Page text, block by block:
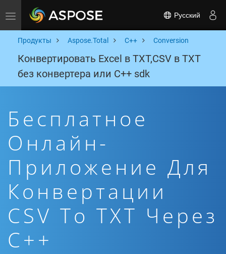
Toggle navigation Русский
Продукты Aspose.Total C++ Conversion
Конвертировать Excel в TXT,CSV в TXT
без конвертера или C++ sdk
Бесплатное
Онлайн-
Приложение Для
Конвертации
CSV To TXT Через
C++